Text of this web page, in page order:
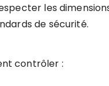
les
de sécurité.
contrôler :